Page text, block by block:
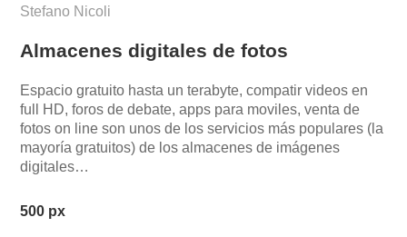
Stefano Nicoli
Almacenes digitales de fotos
Espacio gratuito hasta un terabyte, compatir videos en
full HD, foros de debate, apps para moviles, venta de
fotos on line son unos de los servicios más populares (la
mayoría gratuitos) de los almacenes de imágenes
digitales…
500 px